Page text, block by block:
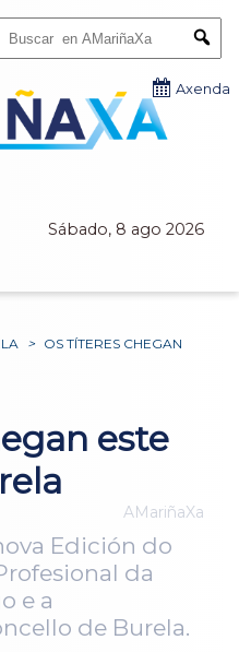
Sábado, 8 ago 2026
Axenda
> OS TÍTERES CHEGAN
este
AMariñaXa
Edición do
da
e a
de Burela.